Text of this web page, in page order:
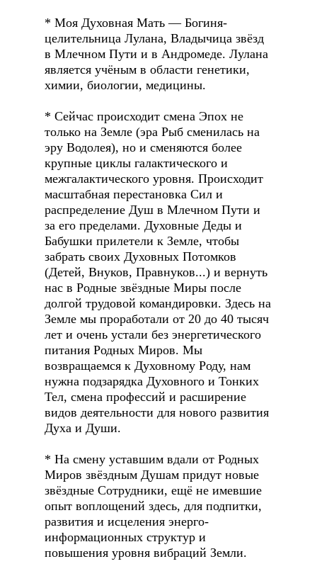
* Моя Духовная Мать — Богиня-
целительница Лулана, Владычица звёзд
в Млечном Пути и в Андромеде. Лулана
является учёным в области генетики,
химии, биологии, медицины.
* Сейчас происходит смена Эпох не
только на Земле (эра Рыб сменилась на
эру Водолея), но и сменяются более
крупные циклы галактического и
межгалактического уровня. Происходит
масштабная перестановка Сил и
распределение Душ в Млечном Пути и
за его пределами. Духовные Деды и
Бабушки прилетели к Земле, чтобы
забрать своих Духовных Потомков
(Детей, Внуков, Правнуков...) и вернуть
нас в Родные звёздные Миры после
долгой трудовой командировки. Здесь на
Земле мы проработали от 20 до 40 тысяч
лет и очень устали без энергетического
питания Родных Миров. Мы
возвращаемся к Духовному Роду, нам
нужна подзарядка Духовного и Тонких
Тел, смена профессий и расширение
видов деятельности для нового развития
Духа и Души.
* На смену уставшим вдали от Родных
Миров звёздным Душам придут новые
звёздные Сотрудники, ещё не имевшие
опыт воплощений здесь, для подпитки,
развития и исцеления энерго-
информационных структур и
повышения уровня вибраций Земли.